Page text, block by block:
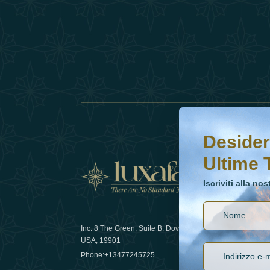
Inc. 8 The Green, Suite B, Dover, DE
USA, 19901
Phone:+13477245725
Come la
lusso nel
Desideri saperne di
Iscriviti alla nostra
Ultime
Iscriviti alla